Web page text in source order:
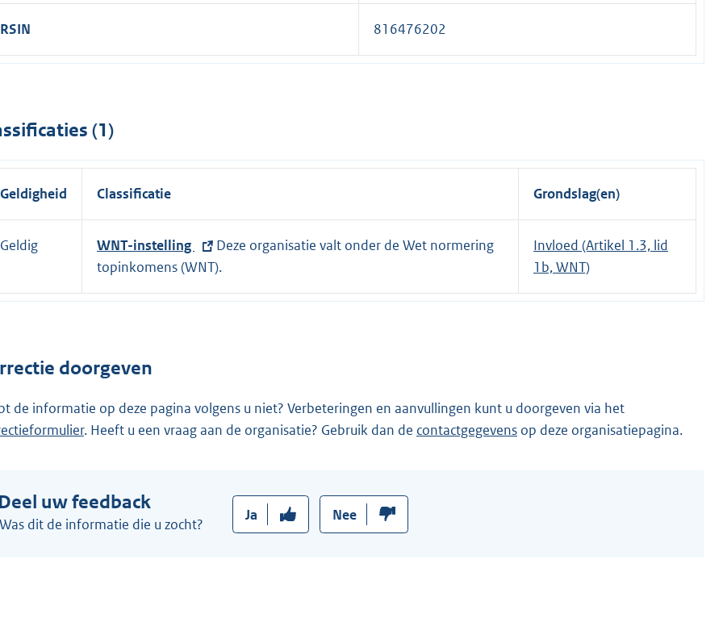
RSIN 816476202
(1)
Geldigheid Classificatie Grondslag(en)
Geldig
E
x
t
e
WNT-instelling
Deze organisatie valt onder de Wet normering
topinkomens (WNT).
Invloed (Artikel 1.3, lid
1b, WNT)
doorgeven
de informatie op deze pagina volgens u niet? Verbeteringen en aanvullingen kunt u doorgeven via het
. Heeft u een vraag aan de organisatie? Gebruik dan de contactgegevens op deze organisatiepagina.
Deel uw feedback
Was dit de informatie die u zocht?
Ja Nee